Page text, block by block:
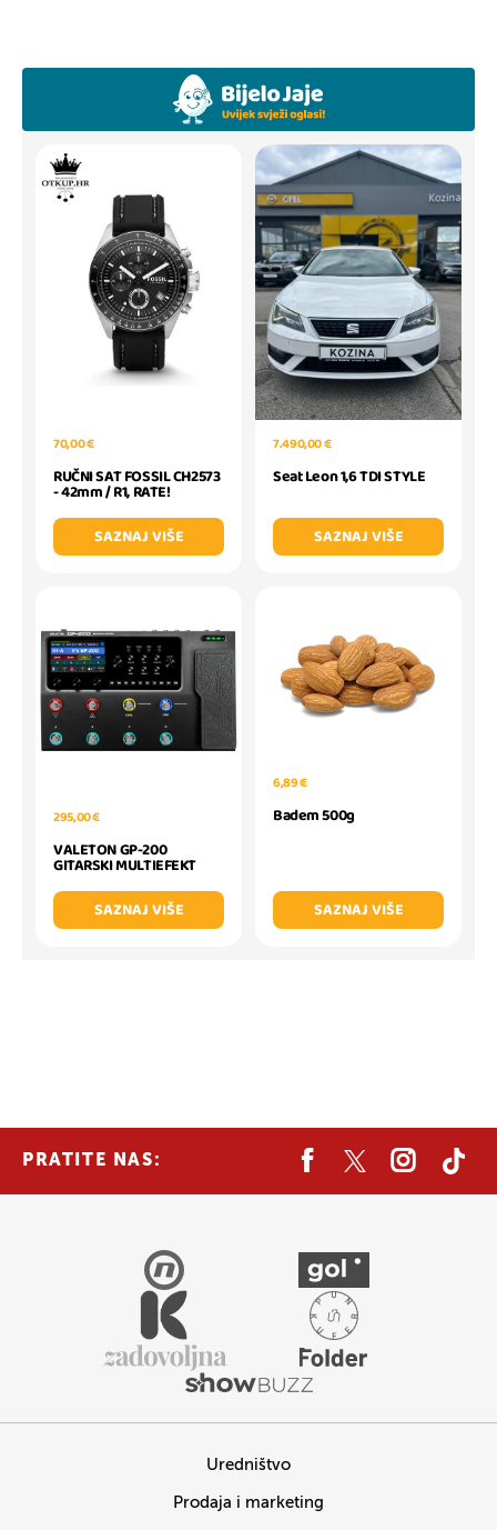
70,00 €
RUČNI SAT FOSSIL CH2573
- 42mm / R1, RATE!
SAZNAJ VIŠE
7.490,00 €
Seat Leon 1,6 TDI STYLE
SAZNAJ VIŠE
295,00 €
VALETON GP-200
GITARSKI MULTIEFEKT
SAZNAJ VIŠE
6,89 €
Badem 500g
SAZNAJ VIŠE
PRATITE NAS:
Uredništvo
Prodaja i marketing